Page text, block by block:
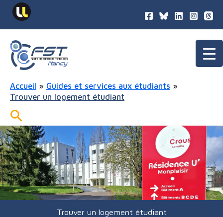
principal
Aller
Accueil
Guides et services aux étudiants
Trouver un logement étudiant
Rechercher
Trouver un logement étudiant